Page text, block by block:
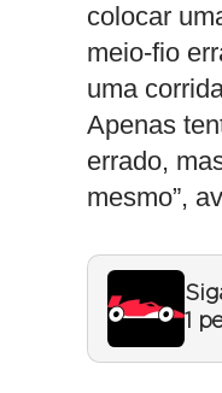
colocar
meio-fio
uma
Apenas
errado,
mesmo”,
1